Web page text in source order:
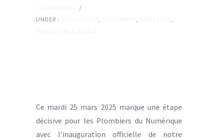
/
UNDER :
Ce mardi 25 mars 2025 marque une étape
décisive pour les Plombiers du Numérique
avec l’inauguration officielle de notre